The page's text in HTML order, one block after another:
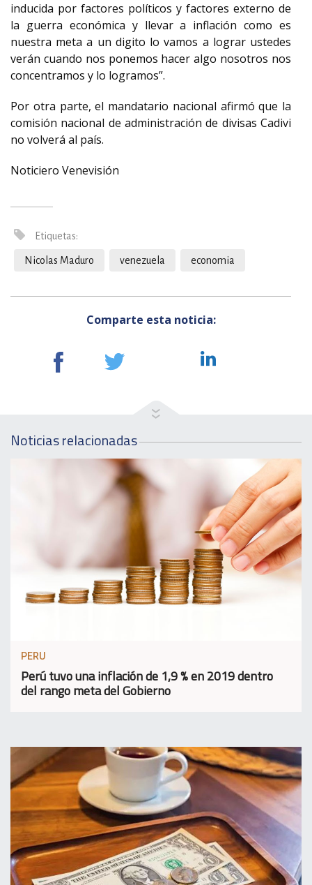
inducida por factores políticos y factores externo de
la guerra económica y llevar a inflación como es
nuestra meta a un digito lo vamos a lograr ustedes
verán cuando nos ponemos hacer algo nosotros nos
concentramos y lo logramos”.
Por otra parte, el mandatario nacional afirmó que la
comisión nacional de administración de divisas Cadivi
no volverá al país.
Noticiero Venevisión
Etiquetas:
Nicolas Maduro venezuela economia
Comparte esta noticia:
Noticias relacionadas
PERU
Perú tuvo una inflación de 1,9 % en 2019 dentro
del rango meta del Gobierno